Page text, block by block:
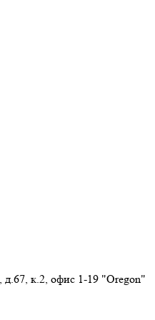
д.67, к.2, офис 1-19 "Oregon"